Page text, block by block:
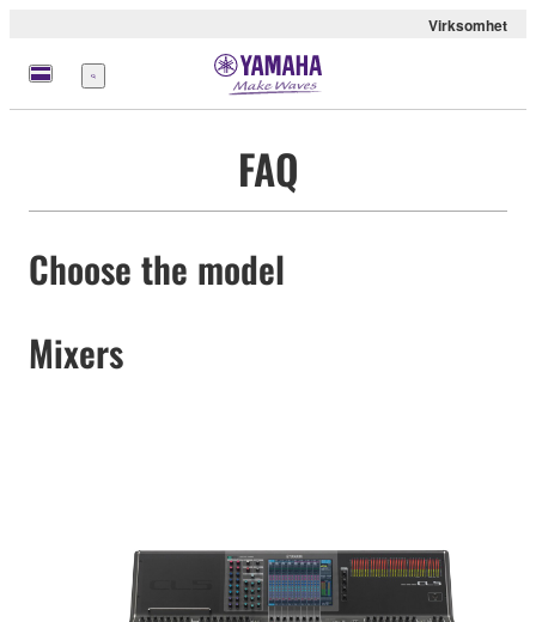
Virksomhet
Meny
FAQ
Choose the model
Mixers